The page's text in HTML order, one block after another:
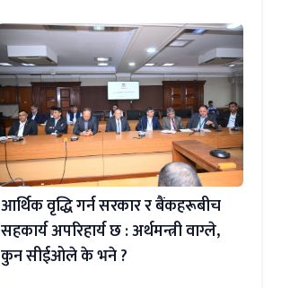
आर्थिक वृद्धि गर्न सरकार र बैंकहरूबीच
सहकार्य अपरिहार्य छ : अर्थमन्त्री वाग्ले,
कुन सीईओले के भने ?